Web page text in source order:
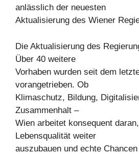
anlässlich der neuesten
Aktualisierung des Wiener
Die Aktualisierung des
Über 40 weitere
Vorhaben wurden seit dem
vorangetrieben. Ob
Klimaschutz, Bildung,
Zusammenhalt –
Wien arbeitet konsequent
Lebensqualität weiter
auszubauen und echte